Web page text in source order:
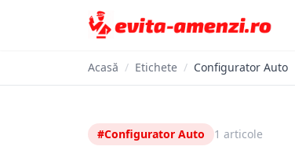
Acasă / Etichete / Configurator Auto
#Configurator Auto 1 articole